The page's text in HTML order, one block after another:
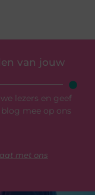
van jouw
lezers en geef
mee op ons
met ons